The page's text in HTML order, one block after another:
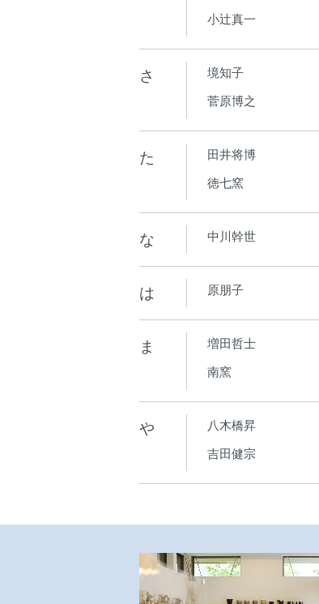
小辻真一
さ 境知子
菅原博之
た 田井将博
徳七窯
な 中川幹世
は 原朋子
ま 増田哲士
南窯
や 八木橋昇
吉田健宗